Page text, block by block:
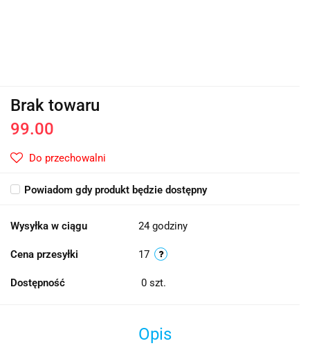
Brak towaru
99.00
Do przechowalni
Powiadom gdy produkt będzie dostępny
Wysyłka w ciągu 24 godziny
Cena przesyłki 17
Dostępność 0 szt.
Opis